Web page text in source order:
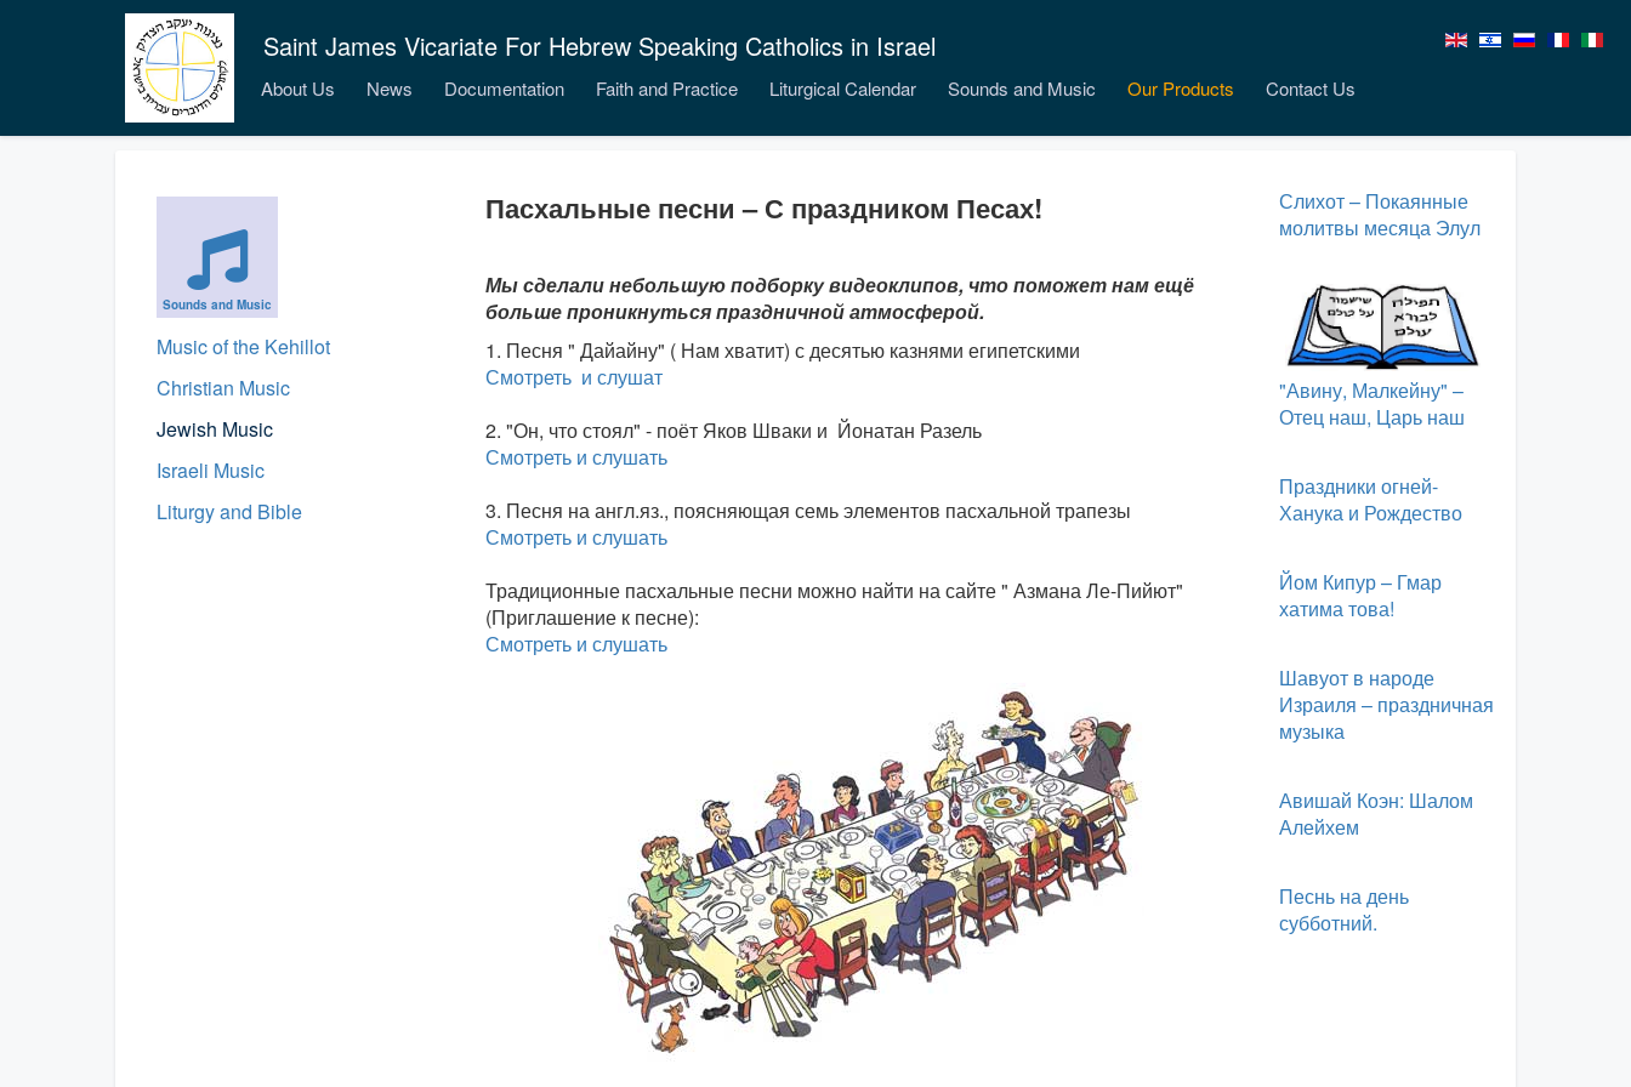
Saint James Vicariate For Hebrew Speaking Catholics in Israel
About Us News Documentation Faith and Practice Liturgical Calendar Sounds and Music Our Products Contact Us
Sounds and Music
Music of the Kehillot
Christian Music
Jewish Music
Israeli Music
Liturgy and Bible
Пасхальные песни – С праздником Песах!
Мы сделали небольшую подборку видеоклипов, что поможет нам ещё
больше проникнуться праздничной атмосферой.
1. Песня " Дайайну" ( Нам хватит) с десятью казнями египетскими
Смотреть и слушат
2. "Он, что стоял" - поёт Яков Шваки и Йонатан Разель
Смотреть и слушать
3. Песня на англ.яз., поясняющая семь элементов пасхальной трапезы
Смотреть и слушать
Традиционные пасхальные песни можно найти на сайте " Азмана Ле-Пийют"
(Приглашение к песне):
Смотреть и слушать
Слихот – Покаянные
молитвы месяца Элул
"Авину, Малкейну" –
Отец наш, Царь наш
Праздники огней-
Ханука и Рождество
Йом Кипур – Гмар
хатима това!
Шавуот в народе
Израиля – праздничная
музыка
Авишай Коэн: Шалом
Алейхем
Песнь на день
субботний.